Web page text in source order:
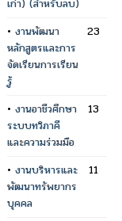
เก่า) (สำหรับลบ)
• งานพัฒนา
หลักสูตรและการ
จัดเรียนการเรียน
รู้
23
• งานอาชีวศึกษา
ระบบทวิภาคี
และความร่วมมือ
13
• งานบริหารและ
พัฒนาทรัพยากร
บุคคล
11